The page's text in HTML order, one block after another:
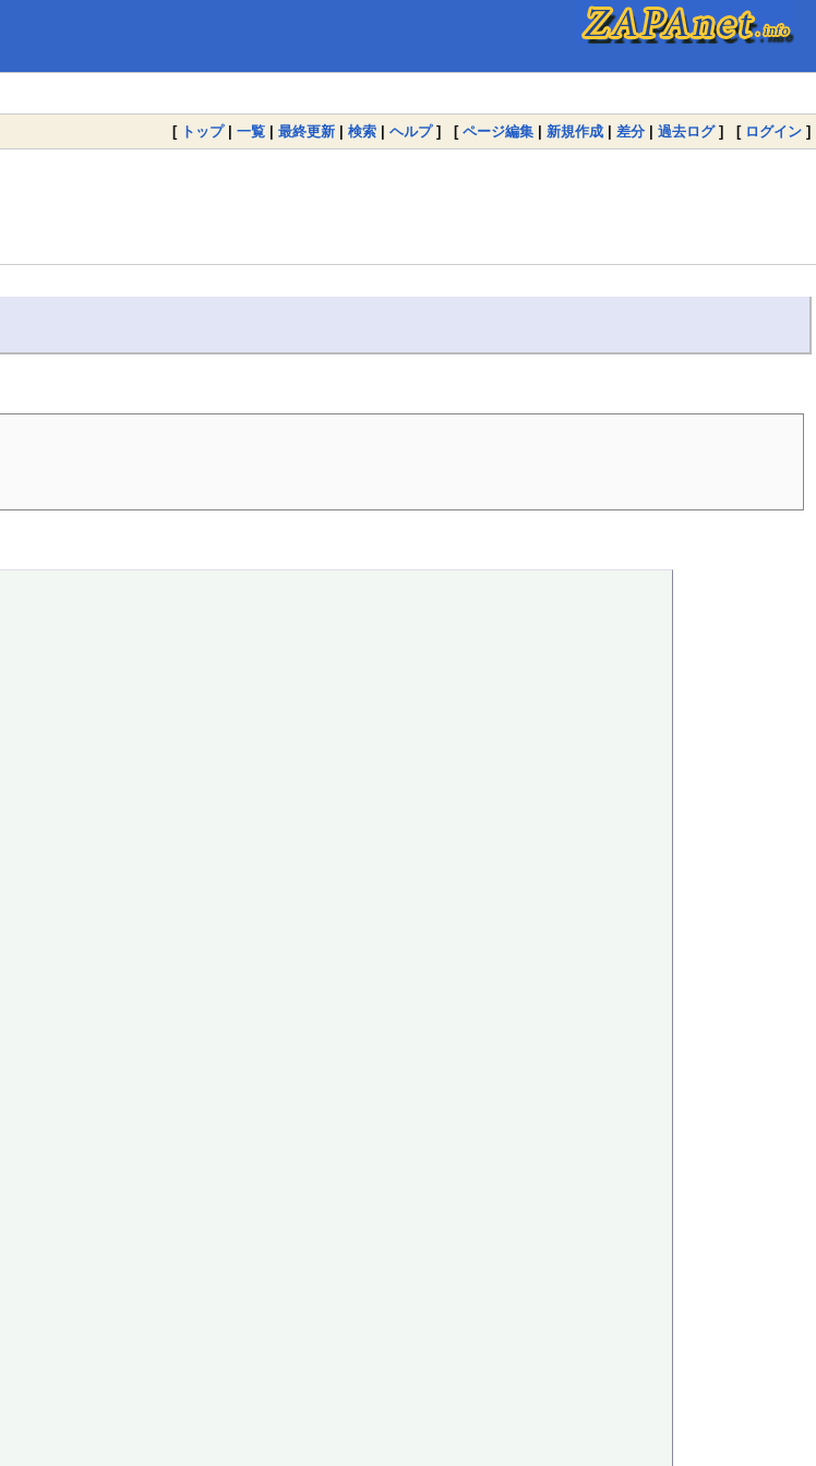
[ トップ| 一覧 | 最終更新 | 検索 | ヘルプ] [ ページ編集 | 新規作成 | 差分 | 過去ログ] [ ログイン ]